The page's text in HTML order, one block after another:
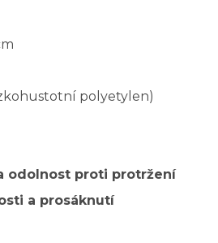
polyetylen)
odolnost proti protržení
a prosáknutí